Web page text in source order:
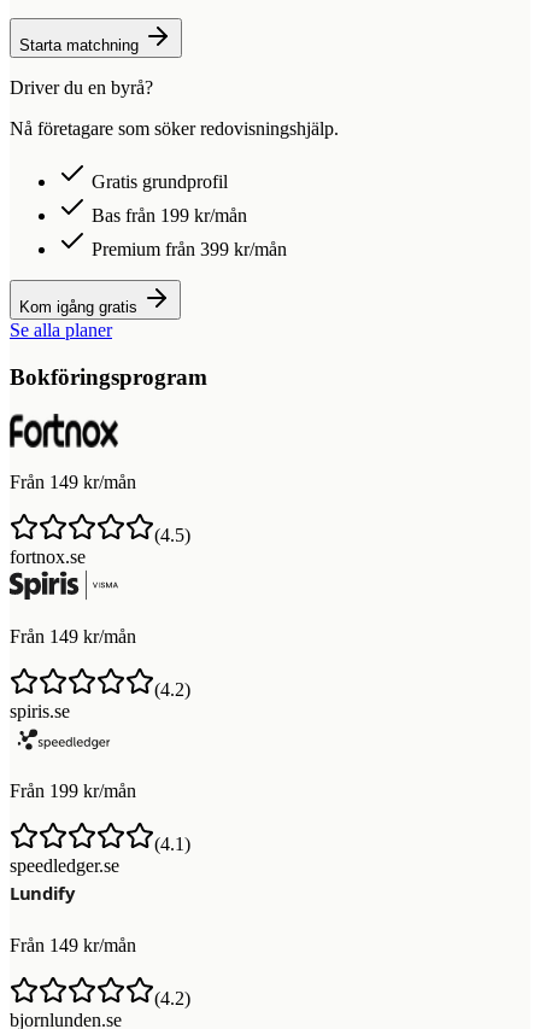
Starta matchning
Driver du en byrå?
Nå företagare som söker redovisningshjälp.
Gratis grundprofil
Bas från 199 kr/mån
Premium från 399 kr/mån
Kom igång gratis
Se alla planer
Bokföringsprogram
Från 149 kr/mån
(4.5)
fortnox.se
Från 149 kr/mån
(4.2)
spiris.se
Från 199 kr/mån
(4.1)
speedledger.se
Från 149 kr/mån
(4.2)
bjornlunden.se